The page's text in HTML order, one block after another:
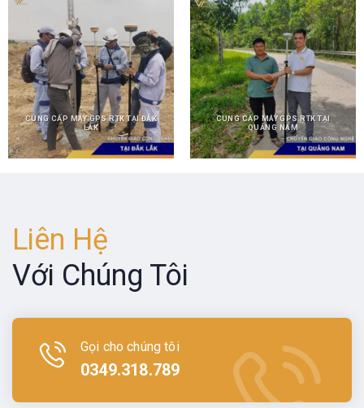
CUNG CẤP MÁY GPS RTK TẠI ĐẮK
LẮK
CUNG CẤP MÁY GPS RTK TẠI
QUẢNG NAM
Liên Hệ
Với Chúng Tôi
Gọi cho chúng tôi
0349.318.789